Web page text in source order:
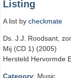
Listing
A list by checkmate
Ds. J.J. Roodsant,
Mij (CD 1) (2005)
Hersteld Hervormde
Category: Music